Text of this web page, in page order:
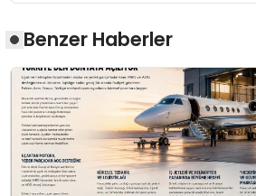
Benzer Haberler